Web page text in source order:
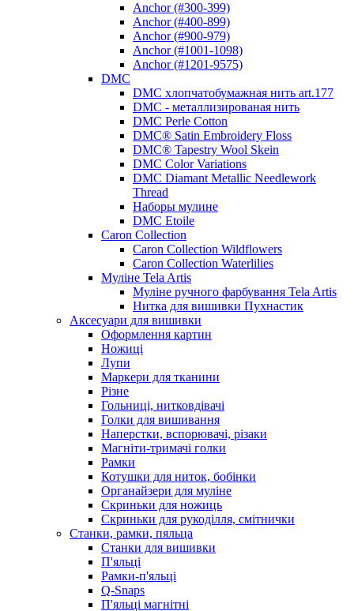
Anchor (#300-399)
Anchor (#400-899)
Anchor (#900-979)
Anchor (#1001-1098)
Anchor (#1201-9575)
DMC
DMC хлопчатобумажная нить art.177
DMC - металлизированая нить
DMC Perle Cotton
DMC® Satin Embroidery Floss
DMC® Tapestry Wool Skein
DMC Color Variations
DMC Diamant Metallic Needlework
Thread
Наборы мулине
DMC Etoile
Caron Collection
Caron Collection Wildflowers
Caron Collection Waterlilies
Муліне Tela Artis
Муліне ручного фарбування Tela Artis
Нитка для вишивки Пухнастик
Аксесуари для вишивки
Оформлення картин
Ножиці
Лупи
Маркери для тканини
Різне
Гольниці, нитковдівачі
Голки для вишивання
Наперстки, вспорювачі, різаки
Магніти-тримачі голки
Рамки
Котушки для ниток, бобінки
Органайзери для муліне
Скриньки для ножиць
Скриньки для рукоділля, смітнички
Станки, рамки, пяльца
Станки для вишивки
П'яльці
Рамки-п'яльці
Q-Snaps
П'яльці магнітні